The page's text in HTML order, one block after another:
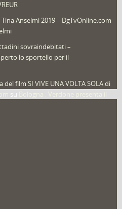
Anselmi 2019 – DgTvOnline.com
sovraindebitati –
lo sportello per il
film SI VIVE UNA VOLTA SOLA di
su